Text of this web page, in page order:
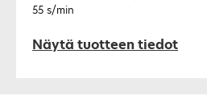
55 s/min
Näytä tuotteen tiedot